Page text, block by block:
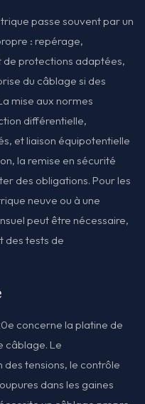
passe souvent par un
: repérage,
de protections adaptées,
du câblage si des
mise aux normes
différentielle,
et liaison équipotentielle
la remise en sécurité
des obligations. Pour les
neuve ou à une
peut être nécessaire,
des tests de
concerne la platine de
câblage. Le
tensions, le contrôle
dans les gaines